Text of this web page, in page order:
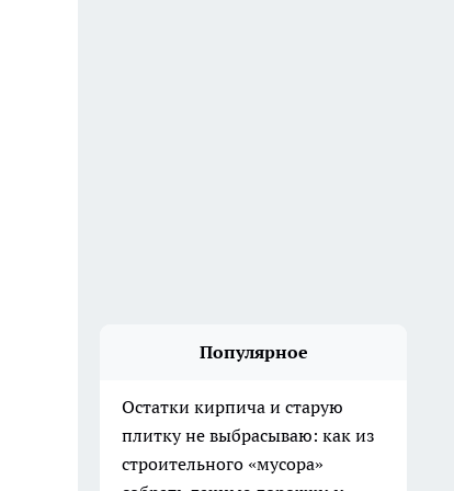
Популярное
Остатки кирпича и старую
плитку не выбрасываю: как из
строительного «мусора»